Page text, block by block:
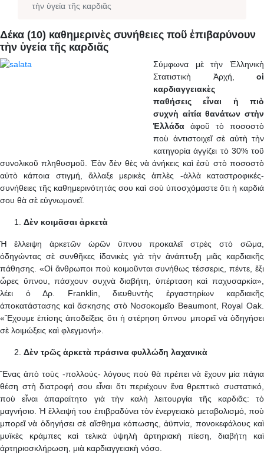
τὴν ὑγεία τῆς καρδιᾶς
Δέκα (10) καθημερινὲς συνήθειες ποῦ ἐπιβαρύνουν
τὴν ὑγεία τῆς καρδιᾶς
Σύμφωνα μὲ τὴν Ἑλληνικὴ
Στατιστικὴ Ἀρχή, οἱ
καρδιαγγειακὲς
παθήσεις εἶναι ἡ πιὸ
συχνὴ αἰτία θανάτων στὴν
Ἑλλάδα ἀφοῦ τὸ ποσοστὸ
ποὺ ἀντιστοιχεῖ σὲ αὐτὴ τὴν
κατηγορία ἀγγίζει τὸ 30% τοῦ
συνολικοῦ πληθυσμοῦ. Ἐὰν δὲν θὲς νὰ ἀνήκεις καὶ ἐσὺ στὸ ποσοστὸ
αὐτὸ κάποια στιγμή, ἄλλαξε μερικὲς ἁπλὲς -ἀλλὰ καταστροφικές-
συνήθειες τῆς καθημερινότητάς σου καὶ σοὺ ὑποσχόμαστε ὅτι ἡ καρδιά
σου θὰ σὲ εὐγνωμονεῖ.
Δὲν κοιμᾶσαι ἀρκετὰ
Ἡ ἔλλειψη ἀρκετῶν ὡρῶν ὕπνου προκαλεῖ στρὲς στὸ σῶμα,
ὀδηγώντας σὲ συνθῆκες ἰδανικὲς γιὰ τὴν ἀνάπτυξη μιᾶς καρδιακῆς
πάθησης. «Οἱ ἄνθρωποι ποὺ κοιμοῦνται συνήθως τέσσερις, πέντε, ἕξι
ὦρες ὕπνου, πάσχουν συχνὰ διαβήτη, ὑπέρταση καὶ παχυσαρκία»,
λέει ὁ Δρ. Franklin, διευθυντὴς ἐργαστηρίων καρδιακῆς
ἀποκατάστασης καὶ ἄσκησης στὸ Νοσοκομεῖο Beaumont, Royal Oak.
«Ἔχουμε ἐπίσης ἀποδείξεις ὅτι ἡ στέρηση ὕπνου μπορεῖ νὰ ὁδηγήσει
σὲ λοιμώξεις καὶ φλεγμονή».
Δὲν τρῶς ἀρκετὰ πράσινα φυλλώδη λαχανικὰ
Ἕνας ἀπὸ τοὺς -πολλούς- λόγους ποὺ θὰ πρέπει νὰ ἔχουν μία πάγια
θέση στὴ διατροφή σου εἶναι ὅτι περιέχουν ἕνα θρεπτικὸ συστατικό,
ποὺ εἶναι ἀπαραίτητο γιὰ τὴν καλὴ λειτουργία τῆς καρδιᾶς: τὸ
μαγνήσιο. Ἡ ἔλλειψή του ἐπιβραδύνει τὸν ἐνεργειακὸ μεταβολισμό, ποὺ
μπορεῖ νὰ ὁδηγήσει σὲ αἴσθημα κόπωσης, ἀϋπνία, πονοκεφάλους καὶ
μυϊκὲς κράμπες καὶ τελικὰ ὑψηλὴ ἀρτηριακὴ πίεση, διαβήτη καὶ
ἀρτηριοσκλήρωση, μιὰ καρδιαγγειακὴ νόσο.